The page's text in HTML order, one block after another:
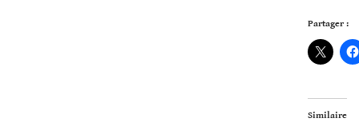
Partager :
Similaire